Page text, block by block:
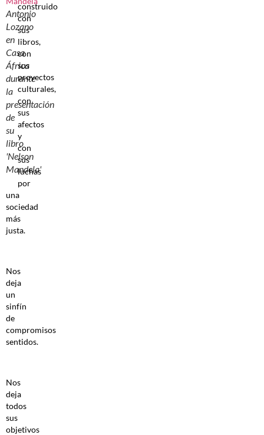
Antonio
Lozano
en
Casa
África
durante
la
presentación
de
su
libro
'Nelson
Mandela'
construido
con
sus
libros,
con
sus
proyectos
culturales,
con
sus
afectos
y
con
sus
luchas
por
una
sociedad
más
justa.
Nos
deja
un
sinfín
de
compromisos
sentidos.
Nos
deja
todos
sus
objetivos